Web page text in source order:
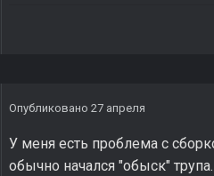
Опубликовано 27 апреля
У меня есть проблема с
обычно начался "обыск"